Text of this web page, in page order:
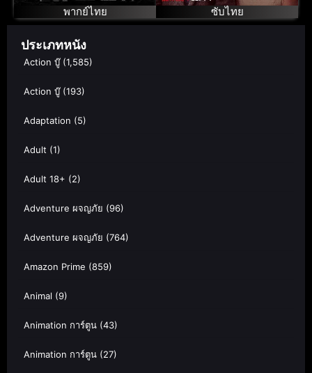
พากย์ไทย ซับไทย
ประเภทหนัง
Action บู๊(1,585)
Action บู๊(193)
Adaptation (5)
Adult (1)
Adult 18+ (2)
Adventure ผจญภัย (96)
Adventure ผจญภัย (764)
Amazon Prime (859)
Animal (9)
Animation การ์ตูน (43)
Animation การ์ตูน (27)